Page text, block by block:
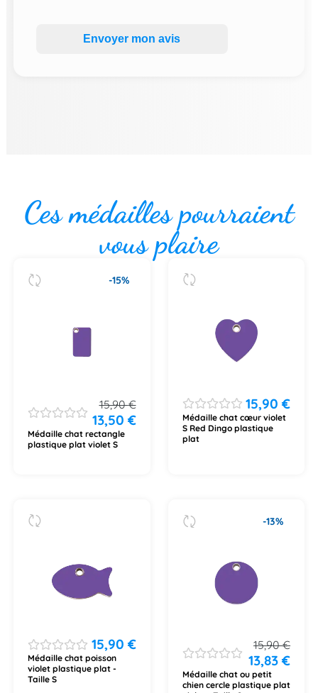
Envoyer mon avis
Ces médailles pourraient
vous plaire
-15%
15,90€
13,50 €
Médaille chat rectangle
plastique plat violet S
15,90€
Médaille chat cœur violet
S Red Dingo plastique
plat
15,90 €
Médaille chat poisson
violet plastique plat -
Taille S
-13%
15,90€
13,83€
Médaille chat ou petit
chien cercle plastique plat